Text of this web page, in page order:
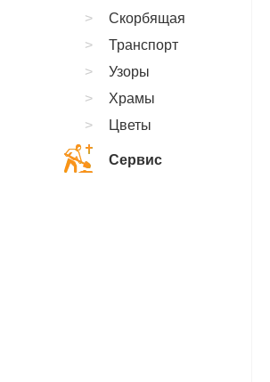
Скорбящая
Транспорт
Узоры
Храмы
Цветы
Сервис